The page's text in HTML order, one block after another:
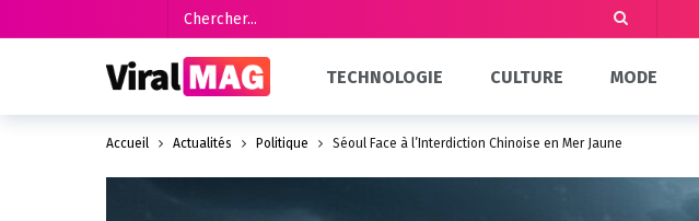
TECHNOLOGIE CULTURE MODE
Accueil Actualités Politique Séoul Face à l’Interdiction Chinoise en Mer Jaune